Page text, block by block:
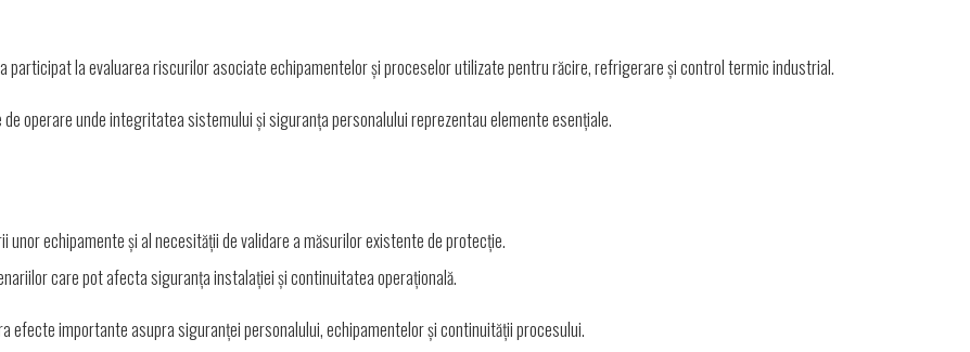
la evaluarea riscurilor asociate echipamentelor și proceselor utilizate pentru răcire, refrigerare și control termic industrial.
operare unde integritatea sistemului și siguranța personalului reprezentau elemente esențiale.
echipamente și al necesității de validare a măsurilor existente de protecție.
care pot afecta siguranța instalației și continuitatea operațională.
importante asupra siguranței personalului, echipamentelor și continuității procesului.